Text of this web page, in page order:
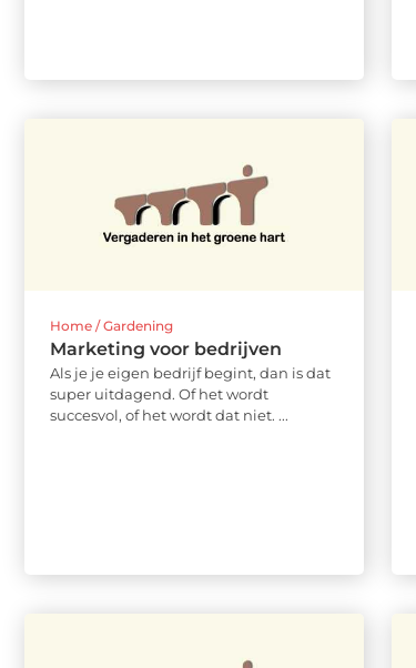
Home / Gardening
Marketing voor bedrijven
Als je je eigen bedrijf begint, dan is dat
super uitdagend. Of het wordt
succesvol, of het wordt dat niet. ...